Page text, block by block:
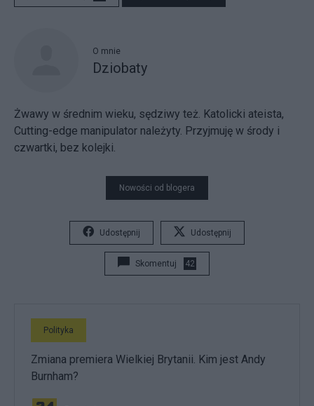
O mnie
Dziobaty
Żwawy w średnim wieku, sędziwy też. Katolicki ateista,
Cutting-edge manipulator należyty. Przyjmuję w środy i
czwartki, bez kolejki.
Nowości od blogera
Udostępnij Udostępnij
Skomentuj 42
Polityka
Zmiana premiera Wielkiej Brytanii. Kim jest Andy
Burnham?